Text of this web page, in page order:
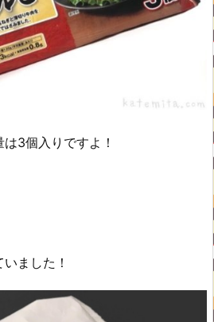
3個入りですよ！
ました！